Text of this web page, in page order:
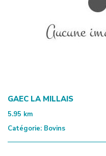
GAEC LA MILLAIS
5.95 km
Catégorie: Bovins